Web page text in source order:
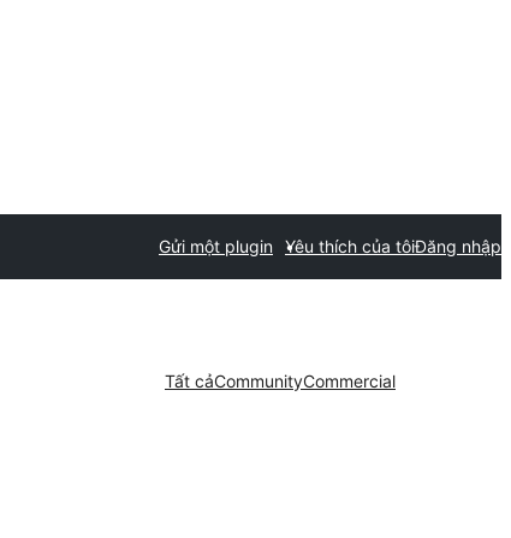
Gửi một plugin Yêu thích của tôiĐăng nhập
Tất cảCommunityCommercial